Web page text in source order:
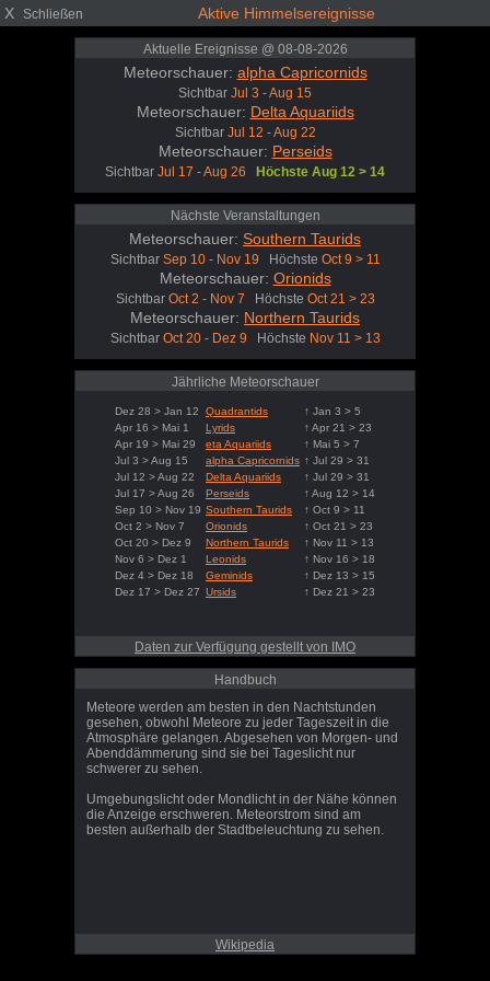
X Schließen Aktive Himmelsereignisse
Aktuelle Ereignisse @ 08-08-2026
Meteorschauer: alpha Capricornids
Sichtbar Jul 3 - Aug 15
Meteorschauer: Delta Aquariids
Sichtbar Jul 12 - Aug 22
Meteorschauer: Perseids
Sichtbar Jul 17 - Aug 26 Höchste Aug 12 > 14
Nächste Veranstaltungen
Meteorschauer: Southern Taurids
Sichtbar Sep 10 - Nov 19 Höchste Oct 9 > 11
Meteorschauer: Orionids
Sichtbar Oct 2 - Nov 7 Höchste Oct 21 > 23
Meteorschauer: Northern Taurids
Sichtbar Oct 20 - Dez 9 Höchste Nov 11 > 13
Jährliche Meteorschauer
Dez 28 > Jan 12 Quadrantids
↑ Jan 3 > 5
Apr 16 > Mai 1
Lyrids
↑ Apr 21 > 23
Apr 19 > Mai 29
eta Aquariids
↑ Mai 5 > 7
Jul 3 > Aug 15
alpha Capricornids ↑ Jul 29 > 31
Jul 12 > Aug 22
Delta Aquariids
↑ Jul 29 > 31
Jul 17 > Aug 26
Perseids
↑ Aug 12 > 14
Sep 10 > Nov 19 Southern Taurids
↑ Oct 9 > 11
Oct 2 > Nov 7
Orionids
↑ Oct 21 > 23
Oct 20 > Dez 9
Northern Taurids
↑ Nov 11 > 13
Nov 6 > Dez 1
Leonids
↑ Nov 16 > 18
Dez 4 > Dez 18
Geminids
↑ Dez 13 > 15
Dez 17 > Dez 27 Ursids ↑ Dez 21 > 23
Daten zur Verfügung gestellt von IMO
Handbuch
Meteore werden am besten in den Nachtstunden
gesehen, obwohl Meteore zu jeder Tageszeit in die
Atmosphäre gelangen. Abgesehen von Morgen- und
Abenddämmerung sind sie bei Tageslicht nur
schwerer zu sehen.
Umgebungslicht oder Mondlicht in der Nähe können
die Anzeige erschweren. Meteorstrom sind am
besten außerhalb der Stadtbeleuchtung zu sehen.
Wikipedia